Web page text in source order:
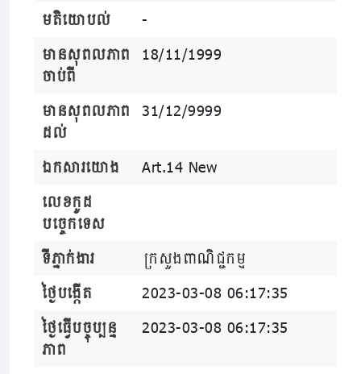
មតិយោបល់
-
មានសុពលភាព
ចាប់ពី
18/11/1999
មានសុពលភាព
ដល់
31/12/9999
ឯកសារយោង
Art.14 New
លេខកូដ
បច្ចេកទេស
ទីភ្នាក់ងារ
ក្រសួងពាណិជ្ជកម្ម
ថ្ងៃបង្កើត
2023-03-08 06:17:35
ថ្ងៃធ្វើបច្ចុប្បន្ន
ភាព
2023-03-08 06:17:35